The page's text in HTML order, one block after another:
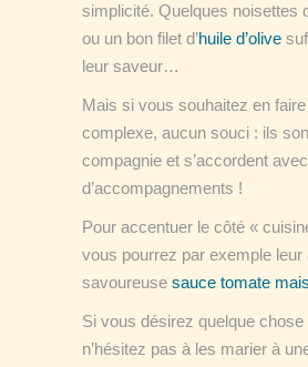
simplicité. Quelques noisettes
ou un bon filet d’huile d’olive
leur saveur…
Mais si vous souhaitez en
complexe, aucun souci : ils
compagnie et s’accordent
d’accompagnements !
Pour accentuer le côté «
vous pourrez par exemple leur
savoureuse sauce tomate
Si vous désirez quelque chose
n’hésitez pas à les marier à